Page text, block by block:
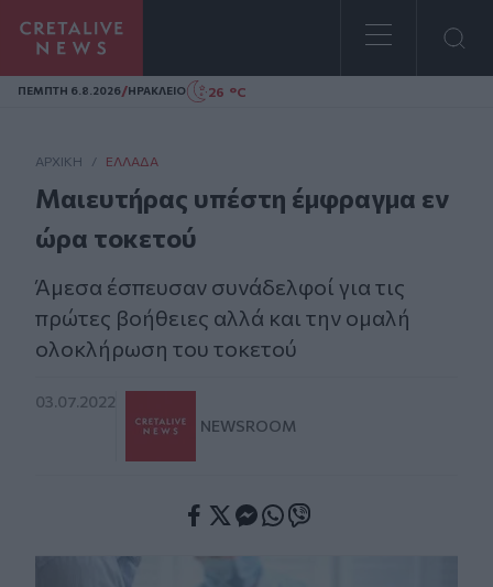
Homepage
ΠΕΜΠΤΗ 6.8.2026/ΗΡΑΚΛΕΙΟ 26 °C
ΑΡΧΙΚΗ / ΕΛΛΆΔΑ
Μαιευτήρας υπέστη έμφραγμα εν
ώρα τοκετού
Άμεσα έσπευσαν συνάδελφοί για τις
πρώτες βοήθειες αλλά και την ομαλή
ολοκλήρωση του τοκετού
03.07.2022
NEWSROOM